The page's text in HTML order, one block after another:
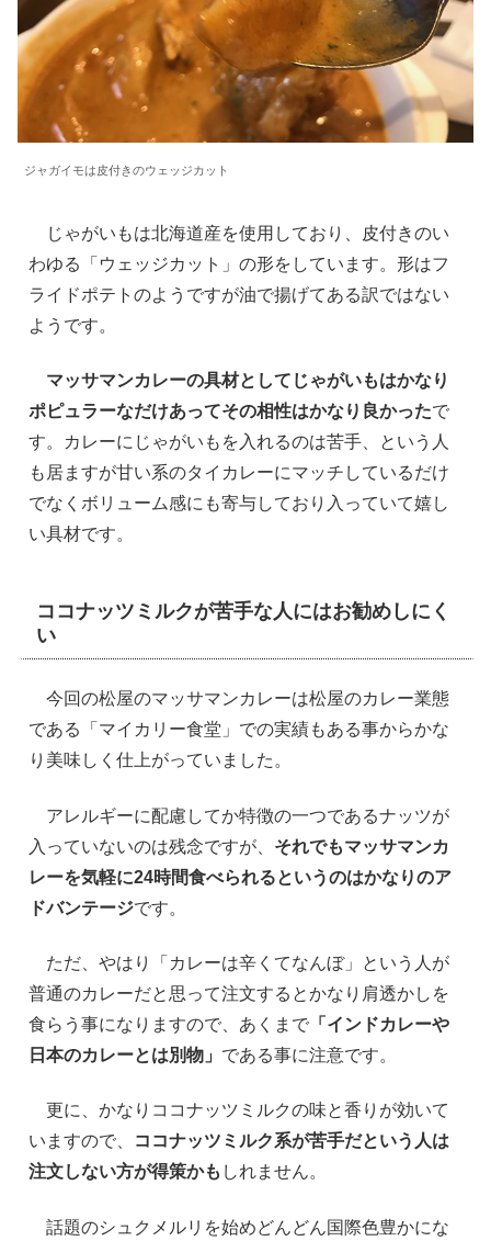
ジャガイモは皮付きのウェッジカット
じゃがいもは北海道産を使用しており、皮付きのい
わゆる「ウェッジカット」の形をしています。形はフ
ライドポテトのようですが油で揚げてある訳ではない
ようです。
マッサマンカレーの具材としてじゃがいもはかなり
ポピュラーなだけあってその相性はかなり良かったで
す。カレーにじゃがいもを入れるのは苦手、という人
も居ますが甘い系のタイカレーにマッチしているだけ
でなくボリューム感にも寄与しており入っていて嬉し
い具材です。
ココナッツミルクが苦手な人にはお勧めしにく
い
今回の松屋のマッサマンカレーは松屋のカレー業態
である「マイカリー食堂」での実績もある事からかな
り美味しく仕上がっていました。
アレルギーに配慮してか特徴の一つであるナッツが
入っていないのは残念ですが、 それでもマッサマンカ
レーを気軽に24時間食べられるというのはかなりのア
ドバンテージです。
ただ、やはり「カレーは辛くてなんぼ」という人が
普通のカレーだと思って注文するとかなり肩透かしを
食らう事になりますので、あくまで 「インドカレーや
日本のカレーとは別物」 である事に注意です。
更に、かなりココナッツミルクの味と香りが効いて
いますので、
ココナッツミルク系が苦手だという人は
注文しない方が得策かも しれません。
話題のシュクメルリを始めどんどん国際色豊かにな